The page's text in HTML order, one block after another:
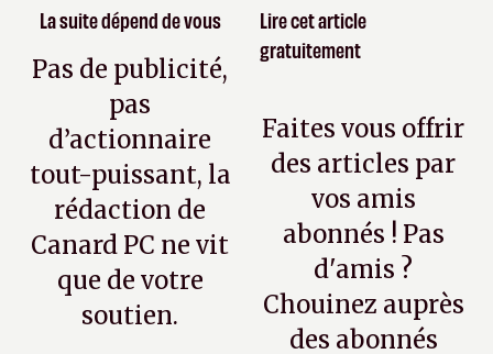
La suite dépend de vous
Pas de publicité,
pas
d’actionnaire
tout-puissant, la
rédaction de
Canard PC ne vit
que de votre
soutien.
Lire cet article
gratuitement
Faites vous offrir
des articles par
vos amis
abonnés ! Pas
d'amis ?
Chouinez auprès
des abonnés